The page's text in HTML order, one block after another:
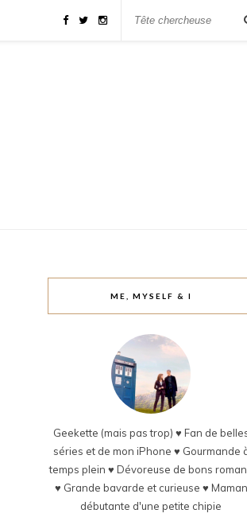
ME, MYSELF & I
Geekette (mais pas trop) ♥ Fan de
séries et de mon iPhone ♥ Gourmande
temps plein ♥ Dévoreuse de bons
♥ Grande bavarde et curieuse ♥ Maman
débutante d'une petite chipie